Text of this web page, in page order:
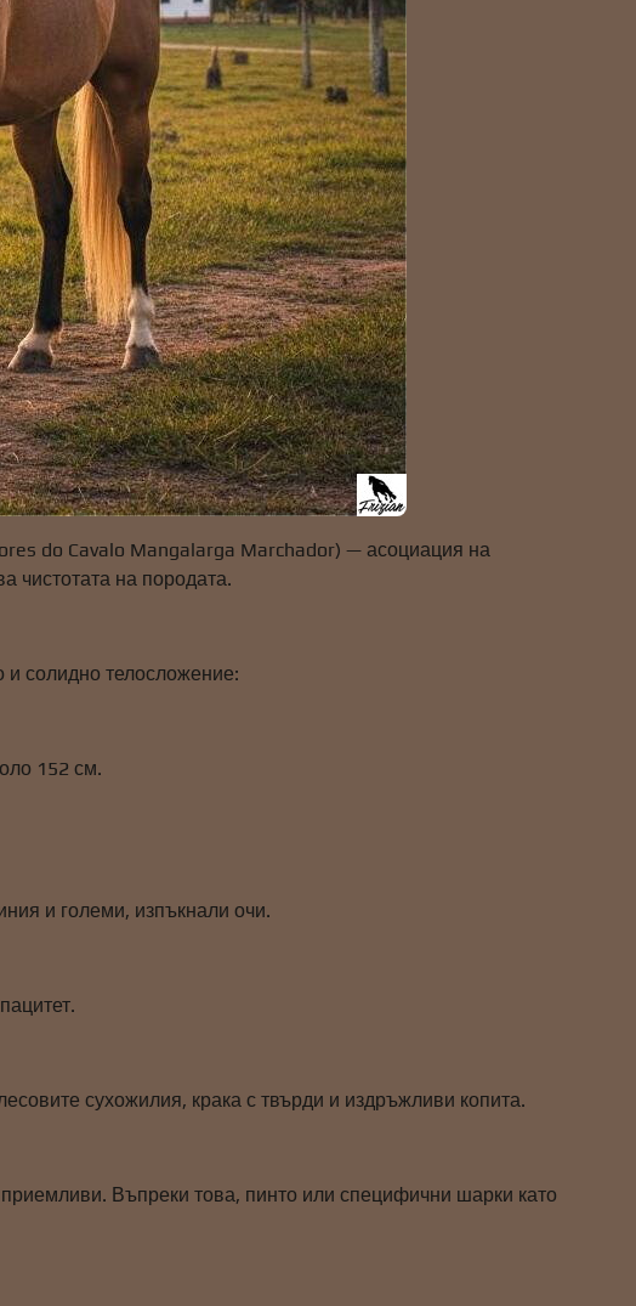
do Cavalo Mangalarga Marchador) — асоциация на
чистотата на породата.
и солидно телосложение:
152 см.
и големи, изпъкнали очи.
сухожилия, крака с твърди и издръжливи копита.
Въпреки това, пинто или специфични шарки като